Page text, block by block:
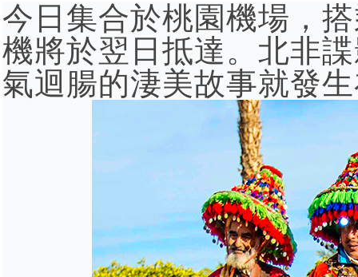
今日集合於桃園機場，
機將於翌日抵達。北非
氣迴腸的淒美故事就發